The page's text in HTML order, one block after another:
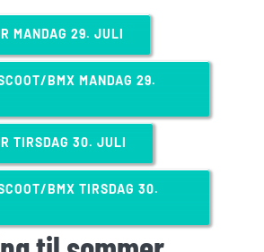
MANDAG 29. JULI
BMX MANDAG 29.
TIRSDAG 30. JULI
BMX TIRSDAG 30.